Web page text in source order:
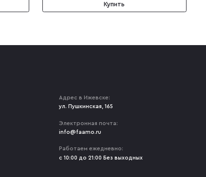
Купить
Адрес в Ижевске:
ул. Пушкинская, 165
Электронная почта:
info@faamo.ru
Работаем ежедневно:
с 10:00 до 21:00 Без выходных